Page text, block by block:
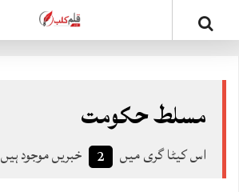
مسلط حکومت
اس کیٹا گری میں 2 خبریں موجود ہیں